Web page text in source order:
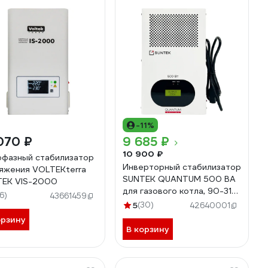
₽
стабилизатор
VOLTEKterra
VIS-2000
43661459
-11%
9 685 ₽
10 900 ₽
Инверторный стабилизатор
SUNTEK QUANTUM 500 ВА
для газового котла, 90-310
В IN-500
5(30) 42640001
В корзину